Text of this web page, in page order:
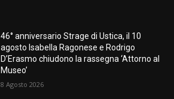
46° anniversario Strage di Ustica, il 10
agosto Isabella Ragonese e Rodrigo
D’Erasmo chiudono la rassegna ‘Attorno al
Museo’
8 Agosto 2026